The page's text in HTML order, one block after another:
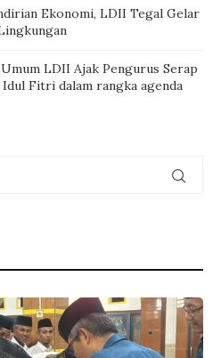
Ekonomi, LDII Tegal Gelar
LDII Ajak Pengurus Serap
Fitri dalam rangka agenda